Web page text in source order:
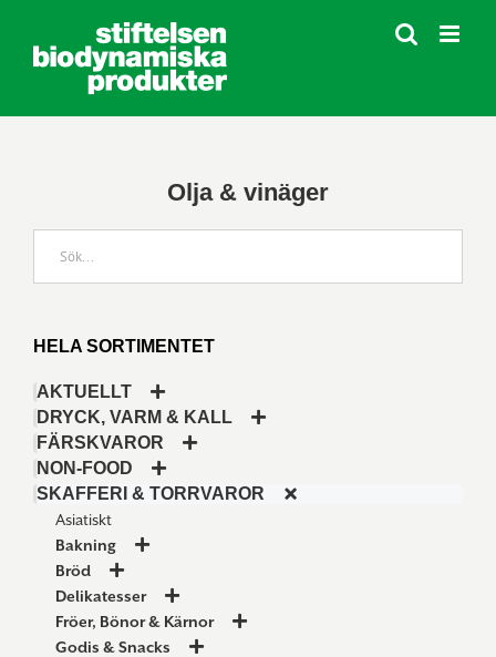
innehållet
Olja & vinäger
HELA SORTIMENTET
AKTUELLT
DRYCK, VARM & KALL
FÄRSKVAROR
NON-FOOD
SKAFFERI & TORRVAROR
Asiatiskt
Bakning
Bröd
Delikatesser
Fröer, Bönor & Kärnor
Godis & Snacks